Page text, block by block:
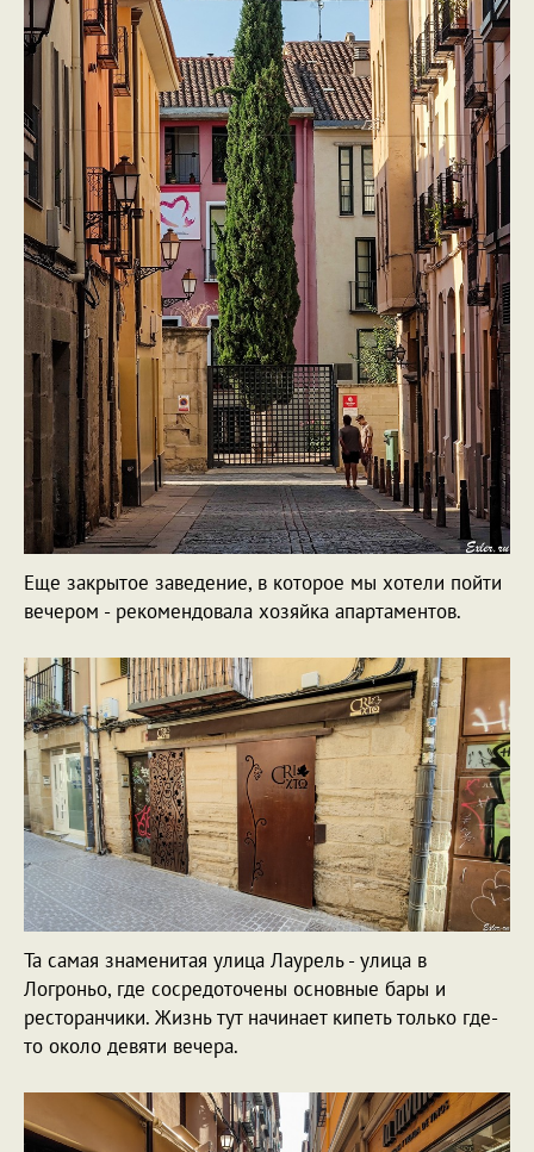
Еще закрытое заведение, в которое мы хотели пойти
вечером - рекомендовала хозяйка апартаментов.
Та самая знаменитая улица Лаурель - улица в
Логроньо, где сосредоточены основные бары и
ресторанчики. Жизнь тут начинает кипеть только где-
то около девяти вечера.